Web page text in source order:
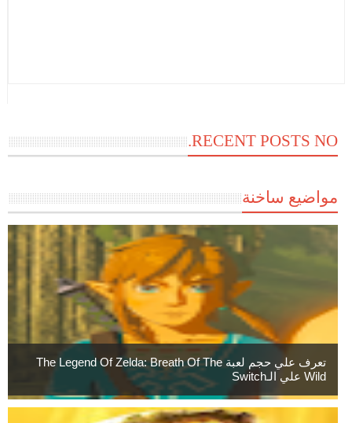
RECENT POSTS NO.
مواضيع ساخنة
تعرف علي حجم لعبة The Legend Of Zelda: Breath Of The
Wild علي الـSwitch